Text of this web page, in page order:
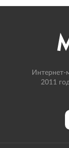
Интернет-
2011